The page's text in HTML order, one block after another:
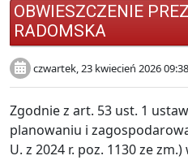
OBWIESZCZENIE
RADOMSKA
czwartek, 23 kwiecień 2026 09:38
Zgodnie z art. 53 ust. 1
planowaniu i
U. z 2024 r. poz. 1130 ze